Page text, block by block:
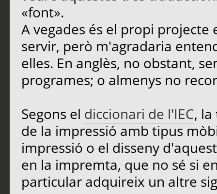
«font».
A vegades és el propi
servir, però m'agradaria
elles. En anglès, no obstant,
programes; o almenys no
Segons el diccionari de l'IEC, la
de la impressió amb tipus
impressió o el disseny
en la impremta, que no sé si
particular adquireix un altre